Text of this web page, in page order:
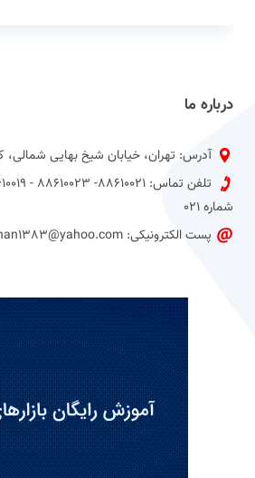
درباره ما
آدرس: تهران، خیابان شیخ بهایی شمالی،
شماره 021
پست الکترونیکی: jahan1383@yahoo.com